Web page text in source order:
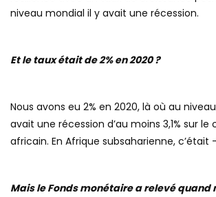
niveau mondial il y avait une récession.
Et le taux était de 2% en 2020 ?
Nous avons eu 2% en 2020, là où au
avait une récession d’au moins 3,1% sur
africain. En Afrique subsaharienne, c’était -
Mais le Fonds monétaire a relevé quand